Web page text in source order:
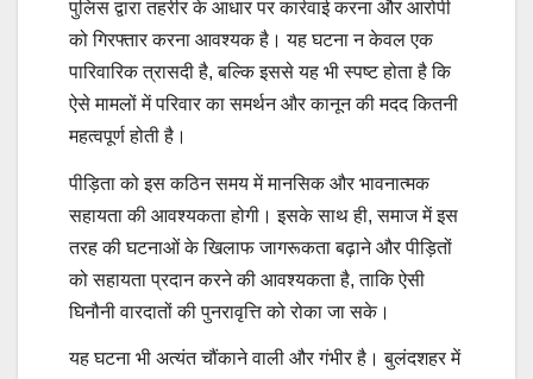
पुलिस द्वारा तहरीर के आधार पर कार्रवाई करना और आरोपी
को गिरफ्तार करना आवश्यक है। यह घटना न केवल एक
पारिवारिक त्रासदी है, बल्कि इससे यह भी स्पष्ट होता है कि
ऐसे मामलों में परिवार का समर्थन और कानून की मदद कितनी
महत्वपूर्ण होती है।
पीड़िता को इस कठिन समय में मानसिक और भावनात्मक
सहायता की आवश्यकता होगी। इसके साथ ही, समाज में इस
तरह की घटनाओं के खिलाफ जागरूकता बढ़ाने और पीड़ितों
को सहायता प्रदान करने की आवश्यकता है, ताकि ऐसी
घिनौनी वारदातों की पुनरावृत्ति को रोका जा सके।
यह घटना भी अत्यंत चौंकाने वाली और गंभीर है। बुलंदशहर में